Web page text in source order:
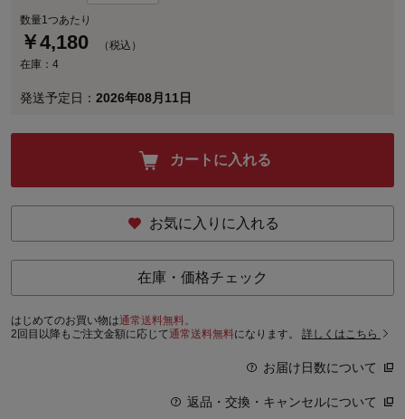
数量1つあたり
￥4,180
（税込）
在庫：4
発送予定日： 2026年08月11日
カートに入れる
お気に入りに入れる
在庫・価格チェック
はじめてのお買い物は通常送料無料。
2回目以降もご注文金額に応じて通常送料無料になります。 詳しくはこちら
お届け日数について
返品・交換・キャンセルについて